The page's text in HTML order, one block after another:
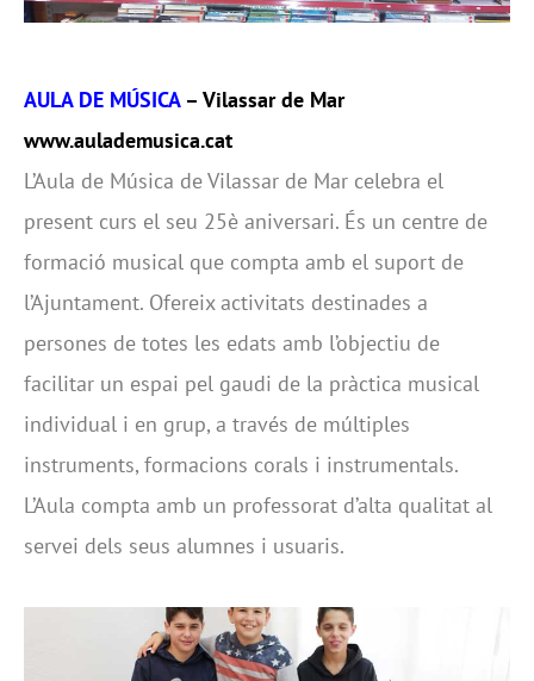
AULA DE MÚSICA – Vilassar de Mar
www.aulademusica.cat
L’Aula de Música de Vilassar de Mar celebra el
present curs el seu 25è aniversari. És un centre de
formació musical que compta amb el suport de
l’Ajuntament. Ofereix activitats destinades a
persones de totes les edats amb l’objectiu de
facilitar un espai pel gaudi de la pràctica musical
individual i en grup, a través de múltiples
instruments, formacions corals i instrumentals.
L’Aula compta amb un professorat d’alta qualitat al
servei dels seus alumnes i usuaris.